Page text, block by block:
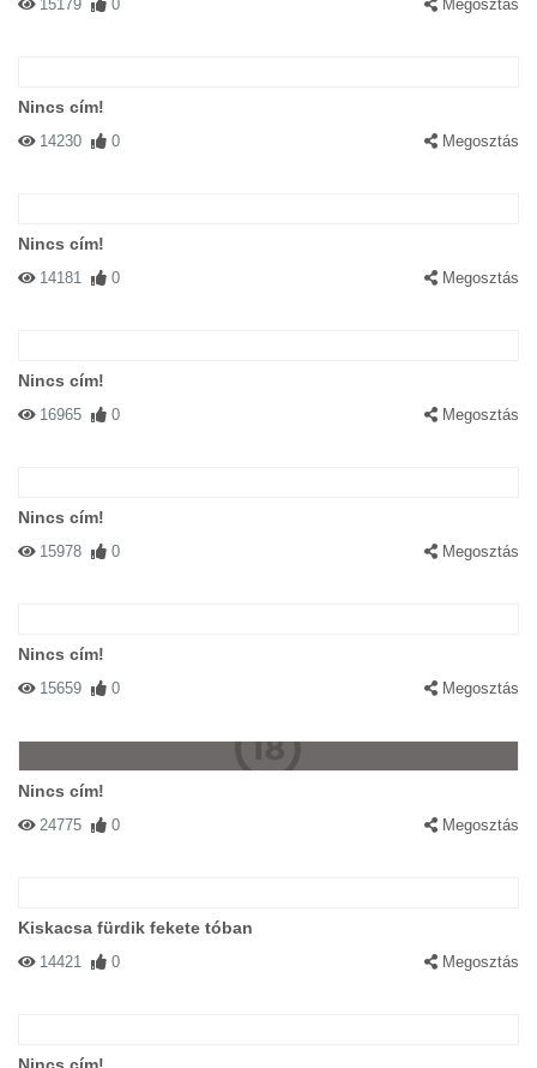
15179 0 Megosztás
Nincs cím!
14230 0 Megosztás
Nincs cím!
14181 0 Megosztás
Nincs cím!
16965 0 Megosztás
Nincs cím!
15978 0 Megosztás
Nincs cím!
15659 0 Megosztás
Nincs cím!
24775 0 Megosztás
Kiskacsa fürdik fekete tóban
14421 0 Megosztás